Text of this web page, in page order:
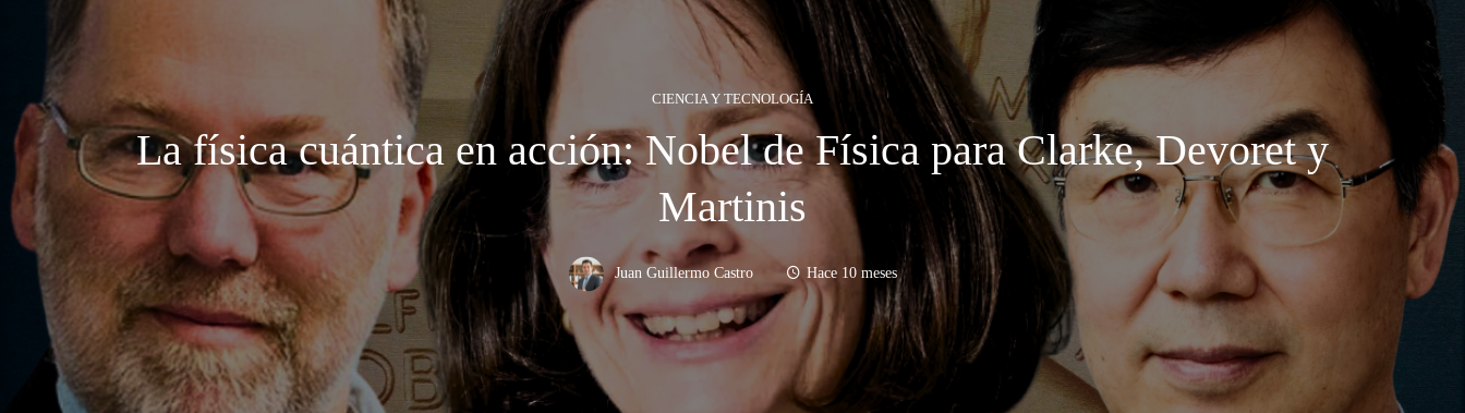
CIENCIA Y TECNOLOGÍA
La física cuántica en acción: Nobel de Física para Clarke, Devoret y
Martinis
Juan Guillermo Castro Hace 10 meses